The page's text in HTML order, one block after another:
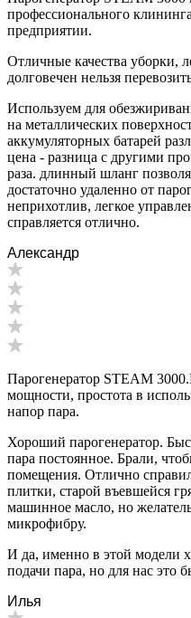
профессионального
предприятии.
Отличные качества уборки,
долговечен нельзя
Используем для
на металлических
аккумуляторных батарей
цена - разница с другими
раза. длинный шланг
достаточно удаленно от
неприхотлив, легкое
справляется отлично.
Александр
Парогенератор STEAM
мощности, простота в
напор пара.
Хороший парогенератор.
пара постоянное. Брали,
помещения. Отлично
плитки, старой въевшейся
машинное масло, но
микрофибру.
И да, именно в этой модели
подачи пара, но для нас это
Илья